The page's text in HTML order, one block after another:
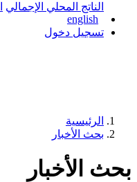
الناتج المحلي الإجمالي
english
تسجيل دخول
الرئيسية
بحث الأخبار
بحث الأخبار